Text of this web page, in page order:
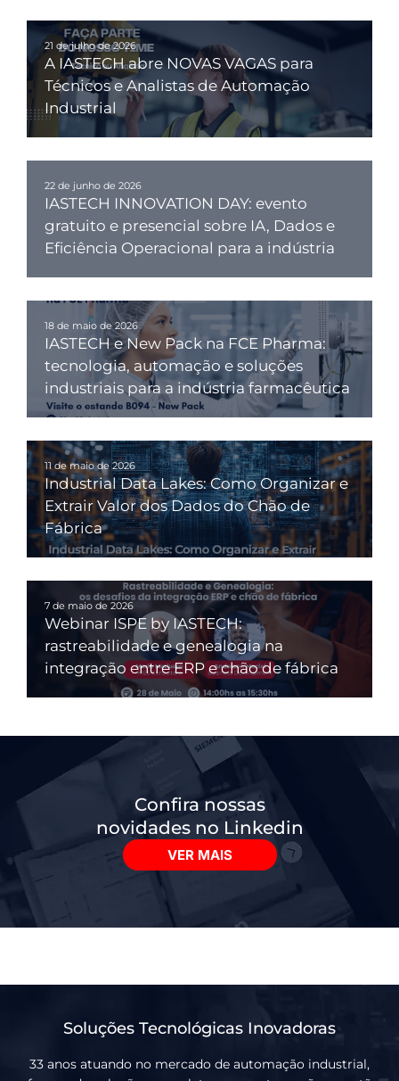
21 de julho de 2026
A IASTECH abre NOVAS VAGAS para
Técnicos e Analistas de Automação
Industrial
22 de junho de 2026
IASTECH INNOVATION DAY: evento
gratuito e presencial sobre IA, Dados e
Eficiência Operacional para a indústria
18 de maio de 2026
IASTECH e New Pack na FCE Pharma:
tecnologia, automação e soluções
industriais para a indústria farmacêutica
11 de maio de 2026
Industrial Data Lakes: Como Organizar e
Extrair Valor dos Dados do Chão de
Fábrica
7 de maio de 2026
Webinar ISPE by IASTECH:
rastreabilidade e genealogia na
integração entre ERP e chão de fábrica
Confira nossas
novidades no Linkedin
VER MAIS
Soluções Tecnológicas Inovadoras
33 anos atuando no mercado de automação industrial,